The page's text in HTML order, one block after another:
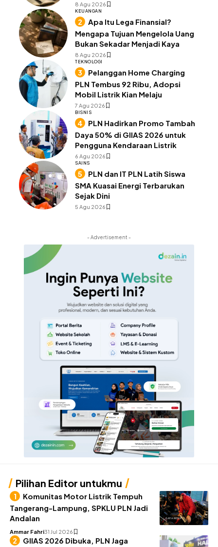
8 Agu 2026
KEUANGAN
Apa Itu Lega Finansial?
Mengapa Tujuan Mengelola Uang
Bukan Sekadar Menjadi Kaya
8 Agu 2026
TEKNOLOGI
Pelanggan Home Charging
PLN Tembus 92 Ribu, Adopsi
Mobil Listrik Kian Melaju
7 Agu 2026
BISNIS
PLN Hadirkan Promo Tambah
Daya 50% di GIIAS 2026 untuk
Pengguna Kendaraan Listrik
6 Agu 2026
SAINS
PLN dan IT PLN Latih Siswa
SMA Kuasai Energi Terbarukan
Sejak Dini
5 Agu 2026
- Advertisement -
Pilihan Editor untukmu
GAYA HIDUP
Komunitas Motor Listrik Tempuh
Tangerang-Lampung, SPKLU PLN Jadi
Andalan
Ammar Fahri31 Jul 2026
GIIAS 2026 Dibuka, PLN Jaga